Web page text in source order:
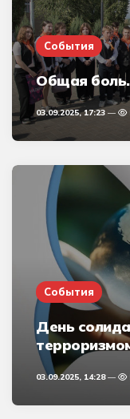
События
Общая
03.09.2025, 17:23
События
День
03.09.2025, 14:28